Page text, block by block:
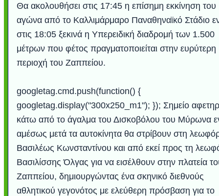
Θα ακολουθήσει στις 17:45 η επίσημη εκκίνηση του
αγώνα από το Καλλιμάρμαρο Παναθηναϊκό Στάδιο
στις 18:05 ξεκινά η Υπερειδική διαδρομή των 1.500
μέτρων που φέτος πραγματοποιείται στην ευρύτερη
περιοχή του Ζαππείου.
googletag.cmd.push(function() {
googletag.display("300x250_m1"); }); Σημείο
κάτω από το άγαλμα του Δισκοβόλου του Μύρωνα
αμέσως μετά τα αυτοκίνητα θα στρίβουν στη
Βασιλέως Κωνσταντίνου και από εκεί προς τη
Βασιλίσσης Όλγας για να εισέλθουν στην πλατεία
Ζαππείου, δημιουργώντας ένα σκηνικό διεθνούς
αθλητικού γεγονότος με ελεύθερη πρόσβαση για το